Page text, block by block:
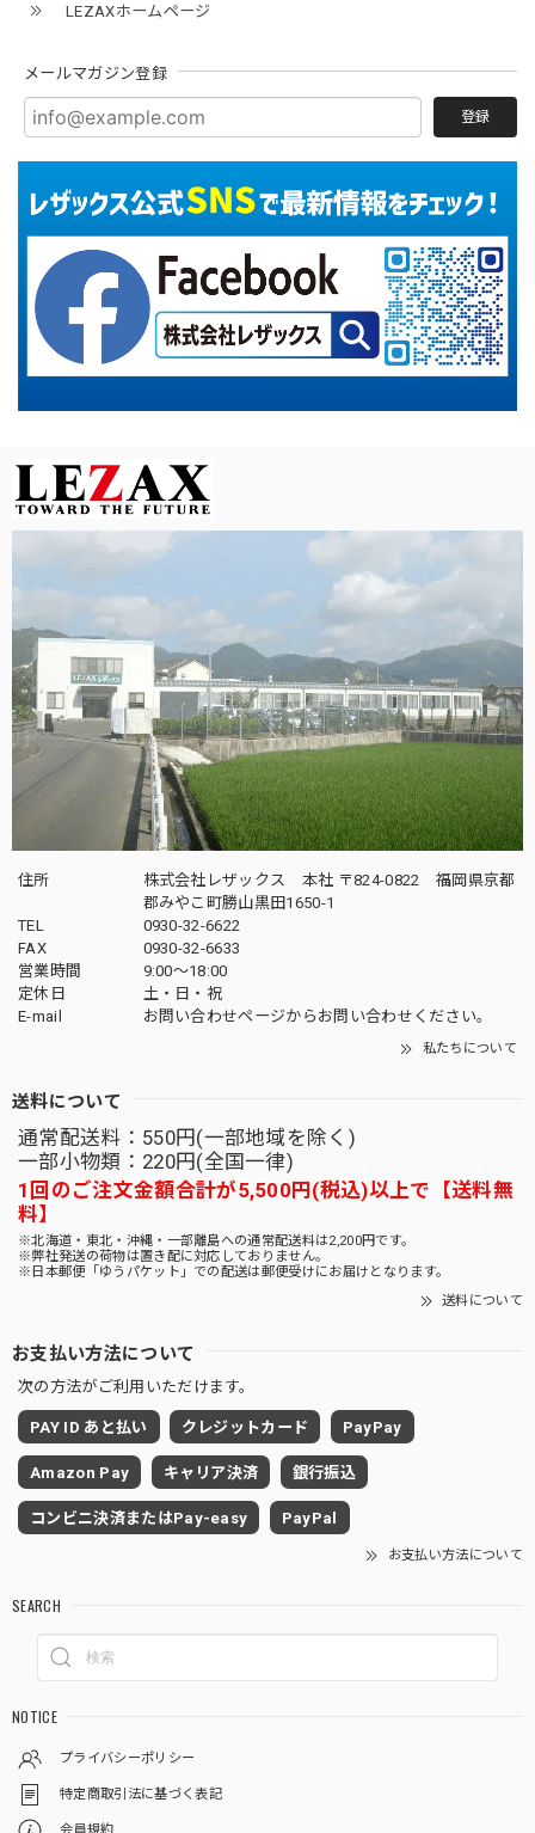
LEZAXホームページ
メールマガジン登録
登録
住所
株式会社レザックス 本社 〒824-0822 福岡県京都
郡みやこ町勝山黒田1650-1
TEL
0930-32-6622
FAX
0930-32-6633
営業時間
9:00〜18:00
定休日
土・日・祝
E-mail
お問い合わせページからお問い合わせください。
私たちについて
送料について
通常配送料：550円(一部地域を除く)
一部小物類：220円(全国一律)
1回のご注文金額合計が5,500円(税込)以上で【送料無
料】
※北海道・東北・沖縄・一部離島への通常配送料は2,200円です。
※弊社発送の荷物は置き配に対応しておりません。
※日本郵便「ゆうパケット」での配送は郵便受けにお届けとなります。
送料について
お支払い方法について
次の方法がご利用いただけます。
PAY ID あと払い クレジットカード PayPay
Amazon Pay キャリア決済 銀行振込
コンビニ決済またはPay-easy PayPal
お支払い方法について
SEARCH
NOTICE
プライバシーポリシー
特定商取引法に基づく表記
会員規約